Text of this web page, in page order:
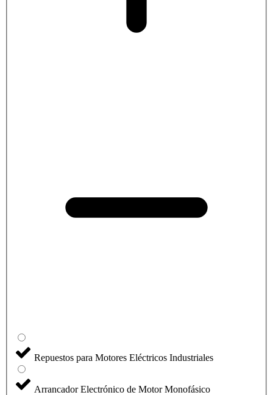
Repuestos para Motores Eléctricos Industriales
Arrancador Electrónico de Motor Monofásico